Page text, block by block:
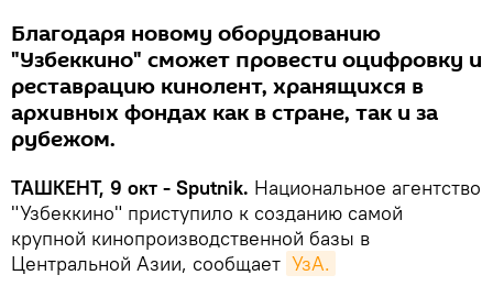
Благодаря новому оборудованию
"Узбеккино" сможет провести оцифровку и
реставрацию кинолент, хранящихся в
архивных фондах как в стране, так и за
рубежом.
ТАШКЕНТ, 9 окт - Sputnik. Национальное агентство
"Узбеккино" приступило к созданию самой
крупной кинопроизводственной базы в
Центральной Азии, сообщает УзА.